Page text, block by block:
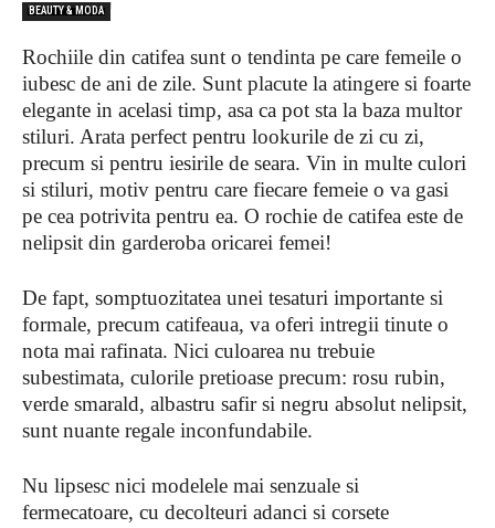
BEAUTY & MODA
Rochiile din catifea sunt o tendinta pe care femeile o
iubesc de ani de zile. Sunt placute la atingere si foarte
elegante in acelasi timp, asa ca pot sta la baza multor
stiluri. Arata perfect pentru lookurile de zi cu zi,
precum si pentru iesirile de seara. Vin in multe culori
si stiluri, motiv pentru care fiecare femeie o va gasi
pe cea potrivita pentru ea. O rochie de catifea este de
nelipsit din garderoba oricarei femei!
De fapt, somptuozitatea unei tesaturi importante si
formale, precum catifeaua, va oferi intregii tinute o
nota mai rafinata. Nici culoarea nu trebuie
subestimata, culorile pretioase precum: rosu rubin,
verde smarald, albastru safir si negru absolut nelipsit,
sunt nuante regale inconfundabile.
Nu lipsesc nici modelele mai senzuale si
fermecatoare, cu decolteuri adanci si corsete